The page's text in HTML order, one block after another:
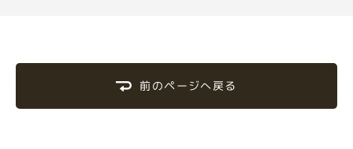
前のページへ戻る